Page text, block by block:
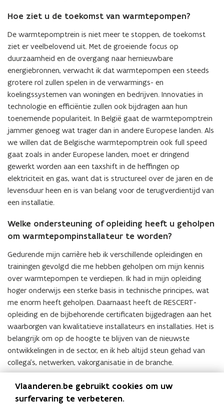
Hoe ziet u de toekomst van warmtepompen?
De warmtepomptrein is niet meer te stoppen, de toekomst
ziet er veelbelovend uit. Met de groeiende focus op
duurzaamheid en de overgang naar hernieuwbare
energiebronnen, verwacht ik dat warmtepompen een steeds
grotere rol zullen spelen in de verwarmings- en
koelingssystemen van woningen en bedrijven. Innovaties in
technologie en efficiëntie zullen ook bijdragen aan hun
toenemende populariteit. In België gaat de warmtepomptrein
jammer genoeg wat trager dan in andere Europese landen. Als
we willen dat de Belgische warmtepomptrein ook full speed
gaat zoals in ander Europese landen, moet er dringend
gewerkt worden aan een taxshift in de heffingen op
elektriciteit en gas, want dat is structureel over de jaren en de
levensduur heen en is van belang voor de terugverdientijd van
een installatie.
Welke ondersteuning of opleiding heeft u geholpen
om warmtepompinstallateur te worden?
Gedurende mijn carrière heb ik verschillende opleidingen en
trainingen gevolgd die me hebben geholpen om mijn kennis
over warmtepompen te verdiepen. Ik had in mijn opleiding
hoger onderwijs een sterke basis in technische principes, wat
me enorm heeft geholpen. Daarnaast heeft de RESCERT-
opleiding en de bijbehorende certificaten bijgedragen aan het
waarborgen van kwalitatieve installateurs en installaties. Het is
belangrijk om op de hoogte te blijven van de nieuwste
ontwikkelingen in de sector, en ik heb altijd steun gehad van
collega’s, netwerken, vakorganisatie in de branche.
Vlaanderen.be gebruikt cookies om uw
surfervaring te verbeteren.